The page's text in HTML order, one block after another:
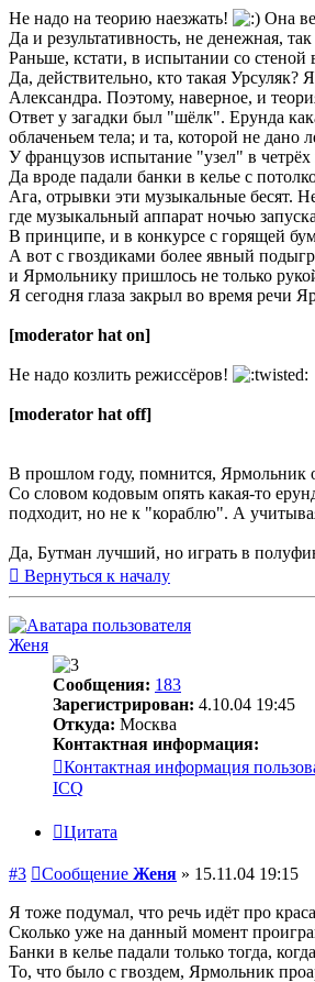
Не надо на теорию наезжать!
Она
Да и результативность, не денежная,
Раньше, кстати, в испытании со стеной
Да, действительно, кто такая
Александра. Поэтому, наверное, и
Ответ у загадки был "шёлк". Ерунда
облаченьем тела; и та, которой не дано
У французов испытание "узел" в
Да вроде падали банки в келье с
Ага, отрывки эти музыкальные бесят.
где музыкальный аппарат ночью
В принципе, и в конкурсе с горящей
А вот с гвоздиками более явный
и Ярмольнику пришлось не только
Я сегодня глаза закрыл во время речи
[moderator hat on]
Не надо козлить режиссёров!
[moderator hat off]
В прошлом году, помнится, Ярмольник
Со словом кодовым опять какая-то
подходит, но не к "кораблю". А
Да, Бутман лучший, но играть в
Вернуться к началу
Женя
Сообщения: 183
Зарегистрирован: 4.10.04 19:45
Откуда: Москва
Контактная информация:
Контактная информация
ICQ
Цитата
#3 Сообщение Женя » 15.11.04 19:15
Я тоже подумал, что речь идёт про
Сколько уже на данный момент
Банки в келье падали только тогда,
То, что было с гвоздем, Ярмольник